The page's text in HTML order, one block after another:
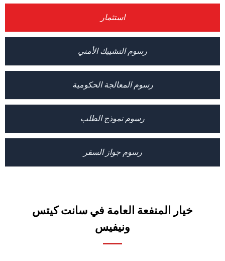
استثمار
رسوم التشييك الأمني
رسوم المعالجة الحكومية
رسوم نموذج الطلب
رسوم جواز السفر
خيار المنفعة العامة في سانت كيتس
ونيفيس